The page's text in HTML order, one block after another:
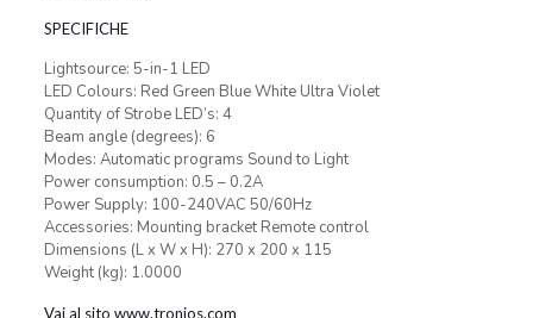
SPECIFICHE
Lightsource: 5-in-1 LED
LED Colours: Red Green Blue White Ultra Violet
Quantity of Strobe LED’s: 4
Beam angle (degrees): 6
Modes: Automatic programs Sound to Light
Power consumption: 0.5 – 0.2A
Power Supply: 100-240VAC 50/60Hz
Accessories: Mounting bracket Remote control
Dimensions (L x W x H): 270 x 200 x 115
Weight (kg): 1.0000
Vai al sito www.tronios.com